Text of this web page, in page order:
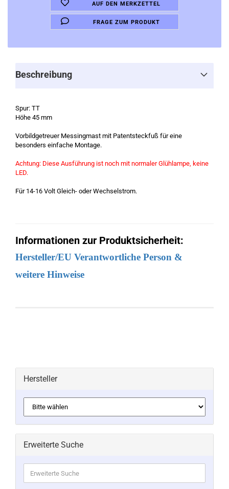
AUF DEN MERKZETTEL
FRAGE ZUM PRODUKT
Beschreibung
Spur: TT
Höhe 45 mm
Vorbildgetreuer Messingmast mit Patentsteckfuß für eine
besonders einfache Montage.
Achtung: Diese Ausführung ist noch mit normaler Glühlampe, keine
LED.
Für 14-16 Volt Gleich- oder Wechselstrom.
Informationen zur Produktsicherheit:
Hersteller/EU Verantwortliche Person &
weitere Hinweise
Hersteller
Erweiterte Suche
Suche